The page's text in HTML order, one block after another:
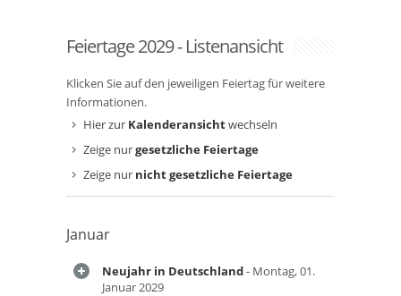
Feiertage 2029 - Listenansicht
Klicken Sie auf den jeweiligen Feiertag für weitere
Informationen.
Hier zur Kalenderansichtwechseln
Zeige nurgesetzliche Feiertage
Zeige nur nicht gesetzliche Feiertage
Januar
Neujahr in Deutschland- Montag, 01.
Januar 2029